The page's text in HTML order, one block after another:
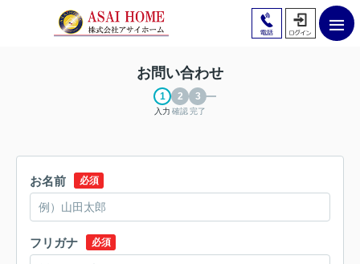
お問い合わせ
入力 確認完了
お名前 必須
フリガナ 必須